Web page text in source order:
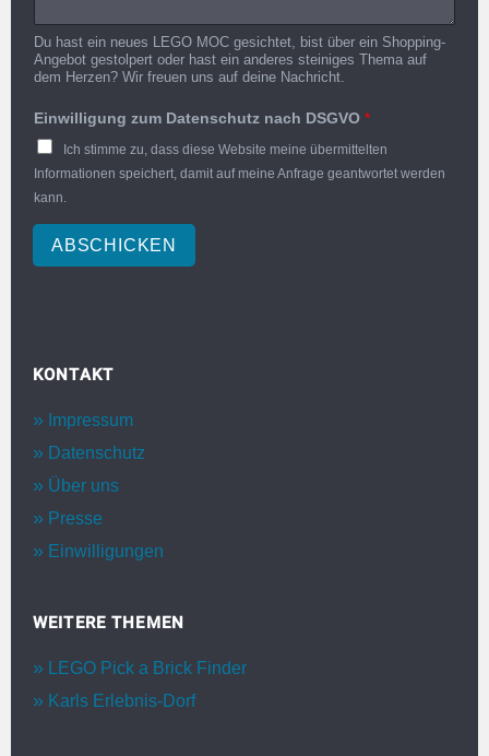
Du hast ein neues LEGO MOC gesichtet, bist über ein Shopping-
Angebot gestolpert oder hast ein anderes steiniges Thema auf
dem Herzen? Wir freuen uns auf deine Nachricht.
Einwilligung zum Datenschutz nach DSGVO *
Ich stimme zu, dass diese Website meine übermittelten
Informationen speichert, damit auf meine Anfrage geantwortet werden
kann.
ABSCHICKEN
KONTAKT
Impressum
Datenschutz
Über uns
Presse
Einwilligungen
WEITERE THEMEN
LEGO Pick a Brick Finder
Karls Erlebnis-Dorf